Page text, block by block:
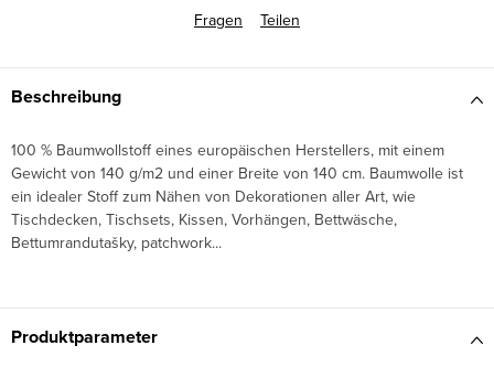
Fragen
Teilen
Beschreibung
100 % Baumwollstoff eines europäischen Herstellers, mit einem
Gewicht von 140 g/m2 und einer Breite von 140 cm. Baumwolle ist
ein idealer Stoff zum Nähen von Dekorationen aller Art, wie
Tischdecken, Tischsets, Kissen, Vorhängen, Bettwäsche,
Bettumrandutašky, patchwork...
Produktparameter